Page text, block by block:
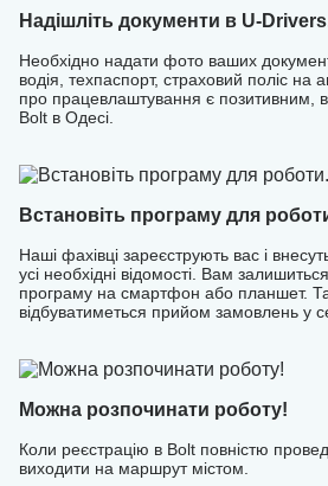
Надішліть документи в U-
Необхідно надати фото ваших
водія, техпаспорт, страховий поліс на
про працевлаштування є позитивним,
Bolt в Одесі.
Встановіть програму для
Наші фахівці зареєструють вас і
усі необхідні відомості. Вам
програму на смартфон або планшет.
відбуватиметься прийом замовлень у
Можна розпочинати роботу!
Коли реєстрацію в Bolt повністю
виходити на маршрут містом.